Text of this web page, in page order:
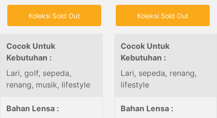
Koleksi Sold Out Koleksi Sold Out
Cocok Untuk
Kebutuhan :
Lari, golf, sepeda,
renang, musik, lifestyle
Cocok Untuk
Kebutuhan :
Lari, sepeda, renang,
lifestyle
Bahan Lensa :
Bahan Lensa :